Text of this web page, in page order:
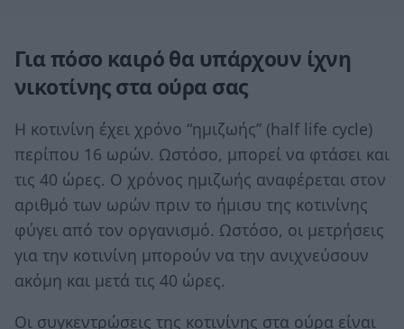
Για πόσο καιρό θα υπάρχουν ίχνη
νικοτίνης στα ούρα σας
Η κοτινίνη έχει χρόνο “ημιζωής” (half life cycle)
περίπου 16 ωρών. Ωστόσο, μπορεί να φτάσει και
τις 40 ώρες. Ο χρόνος ημιζωής αναφέρεται στον
αριθμό των ωρών πριν το ήμισυ της κοτινίνης
φύγει από τον οργανισμό. Ωστόσο, οι μετρήσεις
για την κοτινίνη μπορούν να την ανιχνεύσουν
ακόμη και μετά τις 40 ώρες.
Οι συγκεντρώσεις της κοτινίνης στα ούρα είναι